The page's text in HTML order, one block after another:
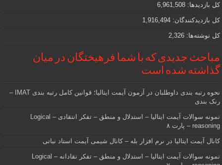
کل بازدیدها:6,961,508
کل بازدیدکنند‌گان:1,916,494
کل نوشته‌ها:2,326
مباحث جدیدی که با شما فرهیختگان در میان
گذاشته شده است
نحوه رتبه بندی داوطلبان در آزمون آیمت ایتالیا؛ قوانین کامل رتبه بندی IMAT –
رنک بندی
نمونه سوالات آیمت ایتالیا – استدلال و منطق – تفکر انتقادی – Logical
reasoning – پارت ۸
کانال آیمت ایتالیا در نرم افزار بله – کانال شیمی آیمت استاد نباتی
نمونه سوالات آیمت ایتالیا – استدلال و منطق – تفکر نقادانه – Logical